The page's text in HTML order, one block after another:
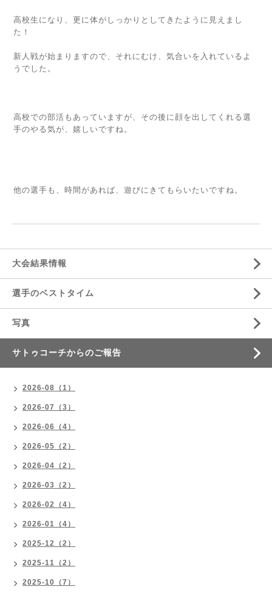
高校生になり、更に体がしっかりとしてきたように見えまし
た！
新人戦が始まりますので、それにむけ、気合いを入れているよ
うでした。
高校での部活もあっていますが、その後に顔を出してくれる選
手のやる気が、嬉しいですね。
他の選手も、時間があれば、遊びにきてもらいたいですね。
大会結果情報
選手のベストタイム
写真
サトゥコーチからのご報告
2026-08（1）
2026-07（3）
2026-06（4）
2026-05（2）
2026-04（2）
2026-03（2）
2026-02（4）
2026-01（4）
2025-12（2）
2025-11（2）
2025-10（7）